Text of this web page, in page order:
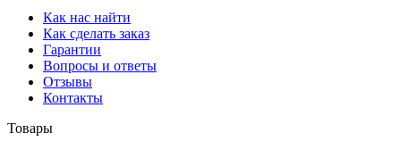
Как нас найти
Как сделать заказ
Гарантии
Вопросы и ответы
Отзывы
Контакты
Товары